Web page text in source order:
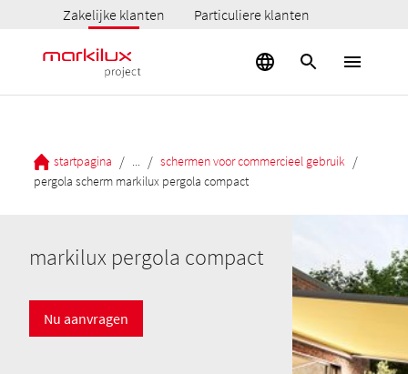
Zakelijke klanten Particuliere klanten
startpagina / / schermen voor commercieel gebruik /
pergola scherm markilux pergola compact
markilux pergola compact
Nu aanvragen